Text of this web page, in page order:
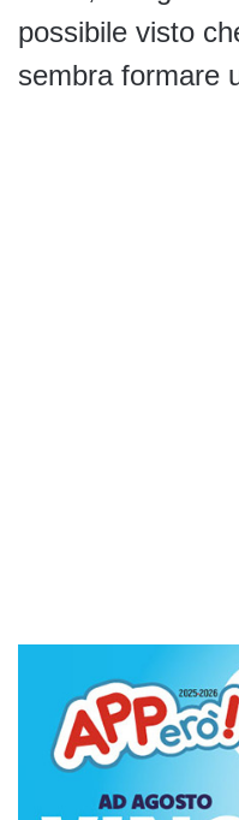
possibile visto
sembra formare